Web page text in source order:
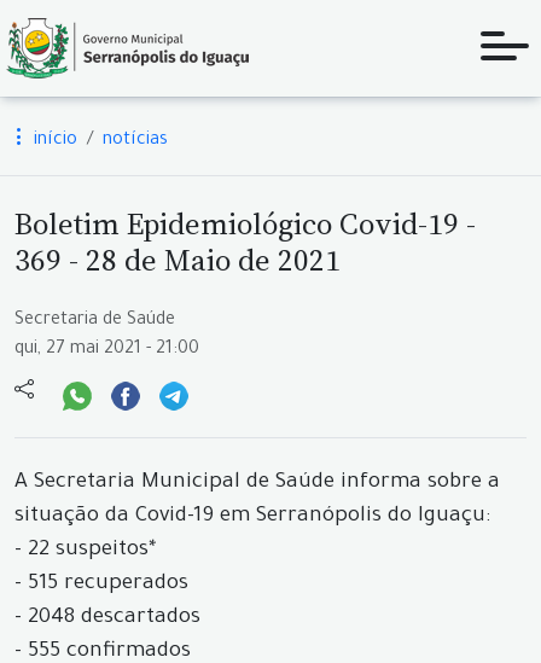
início notícias
Boletim Epidemiológico Covid-19 -
369 - 28 de Maio de 2021
Secretaria de Saúde
qui, 27 mai 2021 - 21:00
A Secretaria Municipal de Saúde informa sobre a
situação da Covid-19 em Serranópolis do Iguaçu:
- 22 suspeitos*
- 515 recuperados
- 2048 descartados
- 555 confirmados